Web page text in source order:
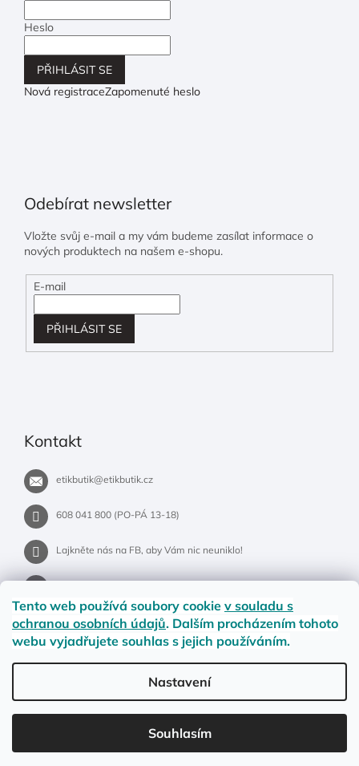
Tento web používá soubory cookie v souladu s
ochranou osobních údajů. Dalším procházením tohoto
webu vyjadřujete souhlas s jejich používáním.
Nastavení
Souhlasím
LETNÍ DOPRAVA ZDARMA pro objednávky nad 900,- na pobočky
Heslo
PŘIHLÁSIT SE
Nová registraceZapomenuté heslo
Odebírat newsletter
Vložte svůj e-mail a my vám budeme zasílat informace o
nových produktech na našem e-shopu.
E-mail
PŘIHLÁSIT SE
Kontakt
etikbutik@etikbutik.cz
608 041 800 (PO-PÁ 13-18)
Lajkněte nás na FB, aby Vám nic neuniklo!
Jak na vrácení nebo reklamaci?
Obchodní podmínky Ochrana osobních údajů